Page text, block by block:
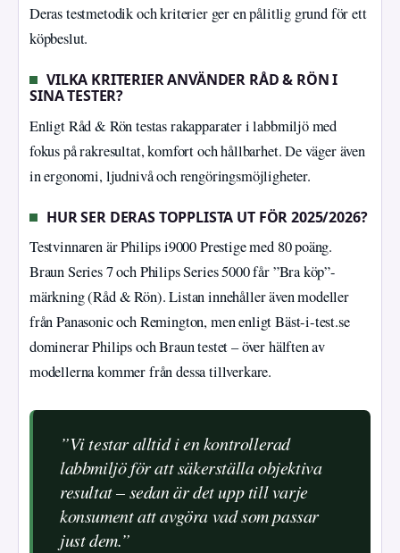
Deras testmetodik och kriterier ger en pålitlig grund för ett
köpbeslut.
VILKA KRITERIER ANVÄNDER RÅD & RÖN I
SINA TESTER?
Enligt Råd & Rön testas rakapparater i labbmiljö med
fokus på rakresultat, komfort och hållbarhet. De väger även
in ergonomi, ljudnivå och rengöringsmöjligheter.
HUR SER DERAS TOPPLISTA UT FÖR 2025/2026?
Testvinnaren är Philips i9000 Prestige med 80 poäng.
Braun Series 7 och Philips Series 5000 får ”Bra köp”-
märkning (Råd & Rön). Listan innehåller även modeller
från Panasonic och Remington, men enligt Bäst-i-test.se
dominerar Philips och Braun testet – över hälften av
modellerna kommer från dessa tillverkare.
”Vi testar alltid i en kontrollerad
labbmiljö för att säkerställa objektiva
resultat – sedan är det upp till varje
konsument att avgöra vad som passar
just dem.”